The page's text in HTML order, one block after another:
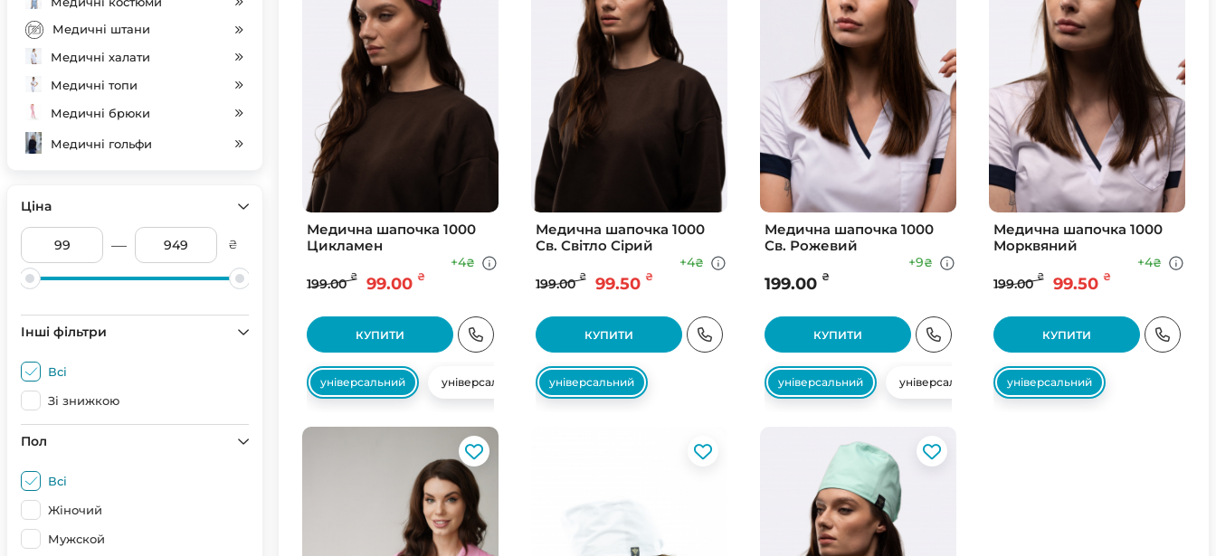
Медичні штани
Медичні халати
Медичні топи
Медичні брюки
Медичні гольфи
SALE
Ціна
— ₴
Інші фільтри
Всі
Зі знижкою
Пол
Всі
Жіночий
Мужской
Медична шапочка 1000
Цикламен
199.00 ₴ 99.00 ₴
+4₴
КУПИТИ
універсальний універсальний
Медична шапочка 1000
Св. Свiтло Сiрий
199.00 ₴ 99.50 ₴
+4₴
КУПИТИ
універсальний
Медична шапочка 1000
Св. Рожевий
199.00 ₴
+9₴
КУПИТИ
універсальний універсальний
Медична шапочка 1000
Морквяний
199.00 ₴ 99.50 ₴
+4₴
КУПИТИ
універсальний